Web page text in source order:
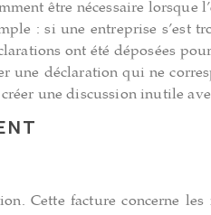
être nécessaire
: si une entreprise
ont été déposées
une déclaration qui ne
une discussion inutile
Cette facture concerne